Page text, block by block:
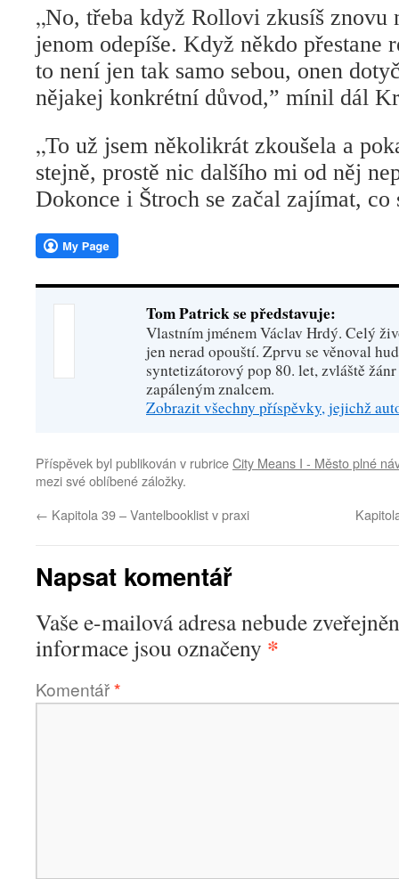
„No, třeba když Rollovi zkusíš znovu
jenom odepíše. Když někdo přestane
to není jen tak samo sebou, onen
nějakej konkrétní důvod,” mínil dál
„To už jsem několikrát zkoušela a
stejně, prostě nic dalšího mi od něj
Dokonce i Štroch se začal zajímat, co
Tom Patrick se představuje:
Vlastním jménem Václav Hrdý. Celý
jen nerad opouští. Zprvu se věnoval
syntetizátorový pop 80. let, zvláště
zapáleným znalcem.
Zobrazit všechny příspěvky, jejichž
Příspěvek byl publikován v rubriceCity Means I - Město plné
mezi své oblíbené záložky.
← Kapitola 39 – Vantelbooklist v praxi
Napsat komentář
Vaše e-mailová adresa nebude
informace jsou označeny *
Komentář*